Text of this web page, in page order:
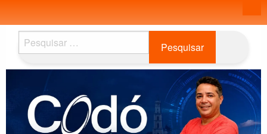
Pesquisar
por: